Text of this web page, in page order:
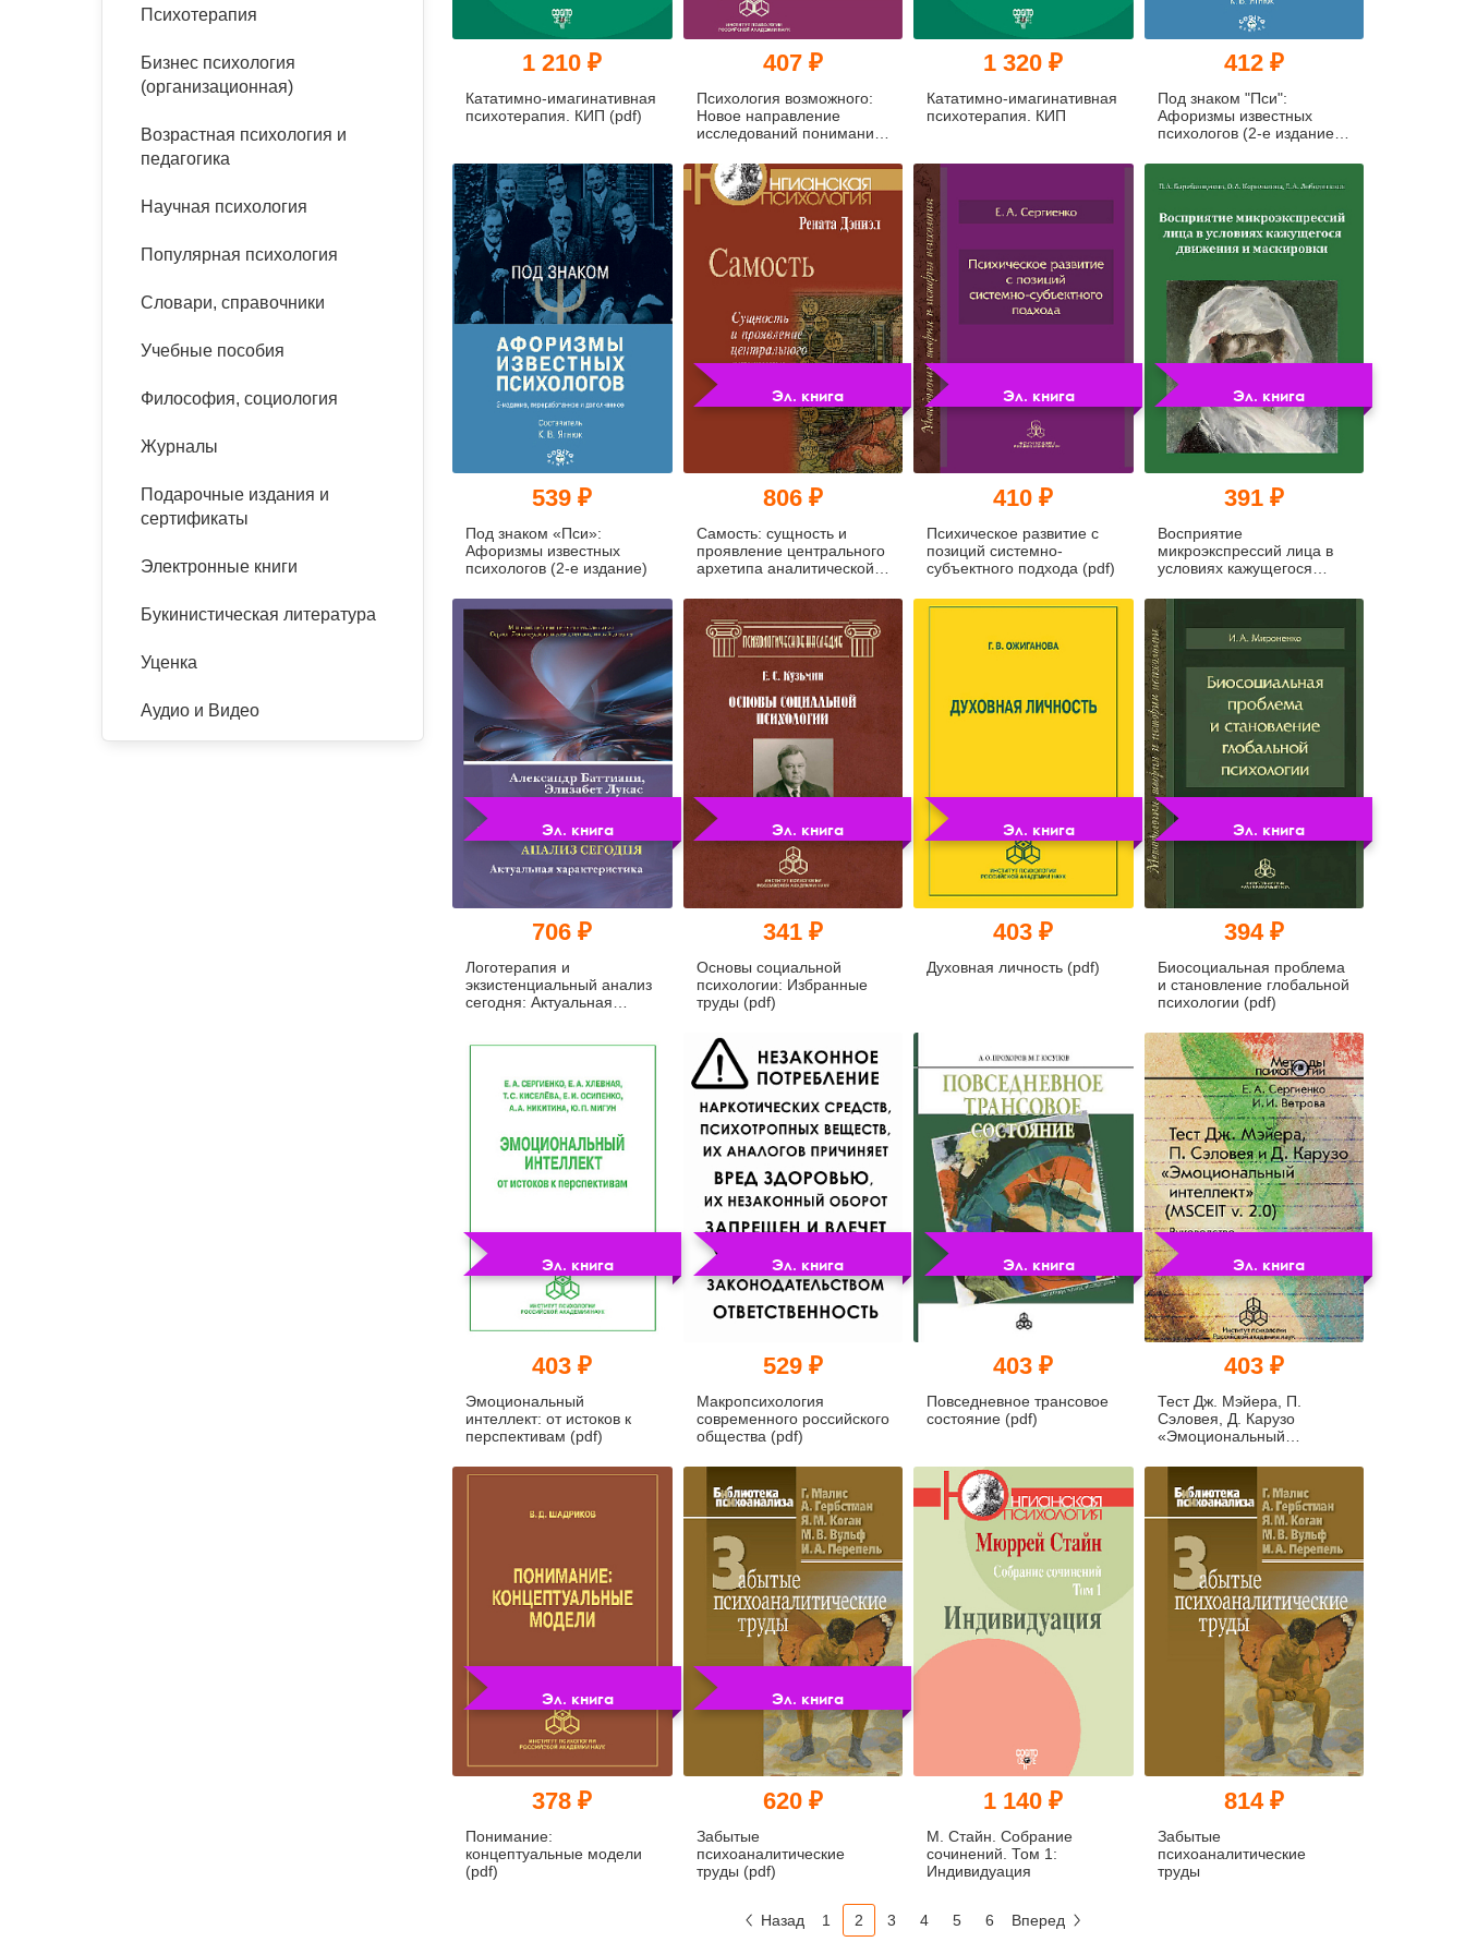
панические атаки
Психодрама
Сказкотерапия
психотерапии
Классический, эриксоновский
эргономика
Социальная психология
Психология развития
организационная психология
психоанализ
Психотерапия
Бизнес психология
(организационная)
Возрастная психология и
педагогика
Научная психология
Популярная психология
Словари, справочники
Учебные пособия
Философия, социология
Журналы
Подарочные издания и
сертификаты
Электронные книги
Букинистическая литература
Уценка
Аудио и Видео
1 210 ₽
Кататимно-имагинативная
психотерапия. КИП (pdf)
407 ₽
Психология возможного:
Новое направление
исследований понимания.
1 320 ₽
Кататимно-имагинативная
психотерапия. КИП
412 ₽
Под знаком "Пси":
Афоризмы известных
психологов (2-е издание)
539 ₽
Под знаком «Пси»:
Афоризмы известных
психологов (2-е издание)
Эл. книга
806 ₽
Самость: сущность и
проявление центрального
архетипа аналитической
Эл. книга
410 ₽
Психическое развитие с
позиций системно-
субъектного подхода (pdf)
Эл. книга
391 ₽
Восприятие
микроэкспрессий лица в
условиях кажущегося
(pdf)
Эл. книга
706 ₽
Логотерапия и
экзистенциальный анализ
сегодня: Актуальная
Эл. книга
341 ₽
Основы социальной
психологии: Избранные
труды (pdf)
Эл. книга
403 ₽
Духовная личность (pdf)
Эл. книга
394 ₽
Биосоциальная проблема
и становление глобальной
психологии (pdf)
Эл. книга
403 ₽
Эмоциональный
интеллект: от истоков к
перспективам (pdf)
Эл. книга
529 ₽
Макропсихология
современного российского
общества (pdf)
Эл. книга
403 ₽
Повседневное трансовое
состояние (pdf)
Эл. книга
403 ₽
Тест Дж. Мэйера, П.
Сэловея, Д. Карузо
«Эмоциональный
2.0): Руководство (pdf)
Эл. книга
378 ₽
Понимание:
концептуальные модели
(pdf)
Эл. книга
620 ₽
Забытые
психоаналитические
труды (pdf)
1 140 ₽
М. Стайн. Собрание
сочинений. Том 1:
Индивидуация
814 ₽
Забытые
психоаналитические
труды
Назад 1 2 3 4 5 6 Вперед